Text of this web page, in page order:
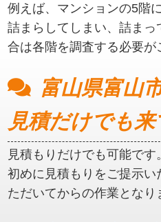
例えば、マンションの5階
詰まらしてしまい、詰ま
合は各階を調査する必要が
富山県富山
見積だけでも
見積もりだけでも可能です
初めに見積もりをご提示
ただいてからの作業となり